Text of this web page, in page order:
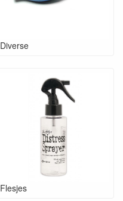
Diverse
Flesjes